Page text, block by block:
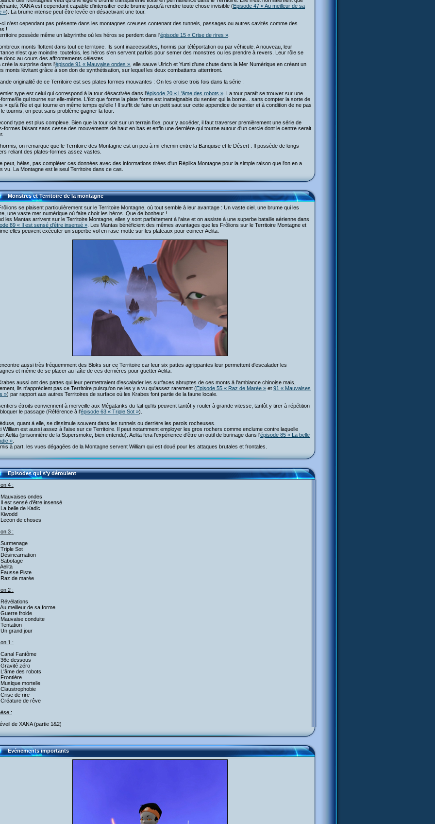
XANA est cependant capable d'intensifier cette brume jusqu'à rendre toute chose invisible (Episode 47 « Au meilleur de sa
»). La brume intense peut être levée en désactivant une tour.
ci n'est cependant pas présente dans les montagnes creuses contenant des tunnels, passages ou autres cavités comme des
!
possède même un labyrinthe où les héros se perdent dans l'épisode 15 « Crise de rires »
monts flottent dans tout ce territoire. Ils sont inaccessibles, hormis par téléportation ou par véhicule. A nouveau, leur
n'est que moindre, toutefois, les héros s'en servent parfois pour semer des monstres ou les prendre à revers. Leur rôle se
donc au cours des affrontements célestes.
crée la surprise dans l'épisode 91 « Mauvaise ondes » , elle sauve Ulrich et Yumi d'une chute dans la Mer Numérique en créant un
monts lévitant grâce à son don de synthétisation, sur lequel les deux combattants atterriront.
originalité de ce Territoire est ses plates formes mouvantes : On les croise trois fois dans la série :
type est celui qui correspond à la tour désactivée dans l'épisode 20 « L'âme des robots » . La tour paraît se trouver sur une
forme/île qui tourne sur elle-même. L'îlot que forme la plate forme est inatteignable du sentier qui la borne... sans compter la sorte de
» qu'à l'île et qui tourne en même temps qu'elle ! Il suffit de faire un petit saut sur cette appendice de sentier et à condition de ne pas
tournis, on peut sans problème gagner la tour.
type est plus complexe. Bien que la tour soit sur un terrain fixe, pour y accéder, il faut traverser premièrement une série de
formes faisant sans cesse des mouvements de haut en bas et enfin une dernière qui tourne autour d'un cercle dont le centre serait
on remarque que le Territoire des Montagne est un peu à mi-chemin entre la Banquise et le Désert : Il possède de longs
reliant des plates-formes assez vastes.
peut, hélas, pas compléter ces données avec des informations tirées d'un Réplika Montagne pour la simple raison que l'on en a
vu. La Montagne est le seul Territoire dans ce cas.
Monstres et Territoire de la montagne
se plaisent particulièrement sur le Territoire Montagne, où tout semble à leur avantage : Un vaste ciel, une brume qui les
une vaste mer numérique où faire choir les héros. Que de bonheur !
les Mantas arrivent sur le Territoire Montagne, elles y sont parfaitement à l'aise et on assiste à une superbe bataille aérienne dans
89 « Il est sensé d'être insensé » . Les Mantas bénéficient des mêmes avantages que les Frôlions sur le Territoire Montagne et
elles peuvent exécuter un superbe vol en rase-motte sur les plateaux pour coincer Aelita.
aussi très fréquemment des Bloks sur ce Territoire car leur six pattes agrippantes leur permettent d'escalader les
et même de se placer au faîte de ces dernières pour guetter Aelita.
aussi ont des pattes qui leur permettraient d'escalader les surfaces abruptes de ces monts à l'ambiance chinoise mais,
ils n'apprécient pas ce Territoire puisqu'on ne les y a vu qu'assez rarement (Episode 55 « Raz de Marée » et 91 « Mauvaises
») par rapport aux autres Territoires de surface où les Krabes font partie de la faune locale.
étroits conviennent à merveille aux Mégatanks du fait qu'ils peuvent tantôt y rouler à grande vitesse, tantôt y tirer à répétition
le passage (Référence à l'épisode 63 « Triple Sot »).
quant à elle, se dissimule souvent dans les tunnels ou derrière les parois rocheuses.
William est aussi assez à l'aise sur ce Territoire. Il peut notamment employer les gros rochers comme enclume contre laquelle
Aelita (prisonnière de la Supersmoke, bien entendu). Aelita fera l'expérience d'être un outil de burinage dans l'épisode 85 « La belle
»
à part, les vues dégagées de la Montagne servent William qui est doué pour les attaques brutales et frontales.
Episodes qui s'y déroulent
4 :
ondes
est sensé d'être insensé
belle de Kadic
de choses
3 :
Sot
Piste
de marée
2 :
meilleur de sa forme
froide
conduite
grand jour
1 :
Fantôme
dessous
zéro
des robots
mortelle
de rire
de rêve
:
de XANA (partie 1&2)
Evénements importants